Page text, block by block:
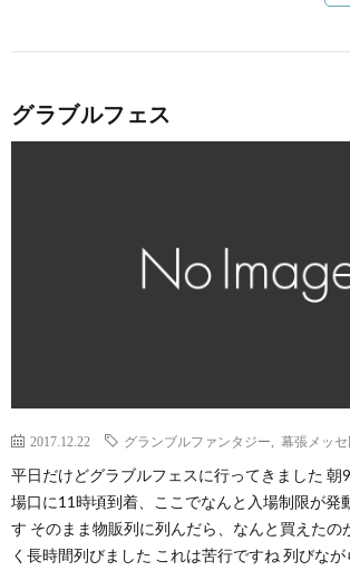
グラブルフェス
2017.12.22 グランブルファンタジー 幕張メッ
平日だけどグラブルフェスに行ってきました 朝
場口に11時頃到着、ここでなんと入場制限が発
す そのまま物販列に列んだら、なんと買えたの
く長時間列びました これは苦行ですね 列びな